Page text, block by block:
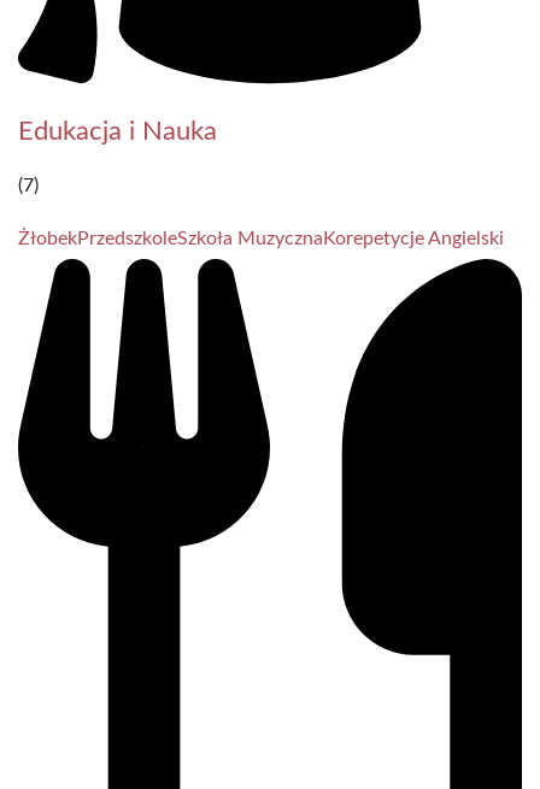
Edukacja i Nauka
(7)
ŻłobekPrzedszkoleSzkoła Muzyczna Korepetycje Angielski